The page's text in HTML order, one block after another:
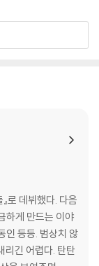
로 데뷔했다. 다음
하게 만드는 이야
인 등등. 범상치 않
리긴 어렵다. 탄탄